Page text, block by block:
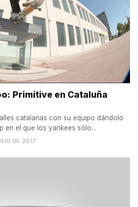
Primitive en Cataluña
catalanas con su equipo dándolo
en el que los yankees sólo...
DE 2017